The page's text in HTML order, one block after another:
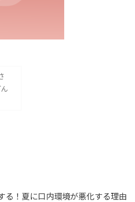
る！夏に口内環境が悪化する理由